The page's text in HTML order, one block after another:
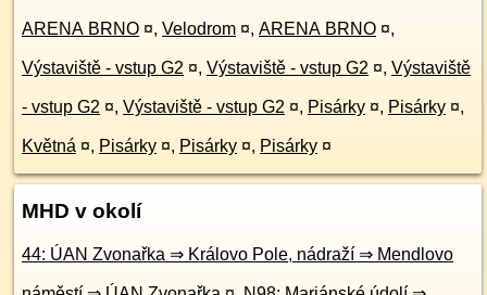
ARENA BRNO ¤, Velodrom ¤, ARENA BRNO ¤,
Výstaviště - vstup G2 ¤, Výstaviště - vstup G2 ¤, Výstaviště
- vstup G2 ¤, Výstaviště - vstup G2 ¤, Pisárky ¤, Pisárky ¤,
Květná ¤, Pisárky ¤, Pisárky ¤, Pisárky ¤
MHD v okolí
44: ÚAN Zvonařka ⇒ Královo Pole, nádraží ⇒ Mendlovo